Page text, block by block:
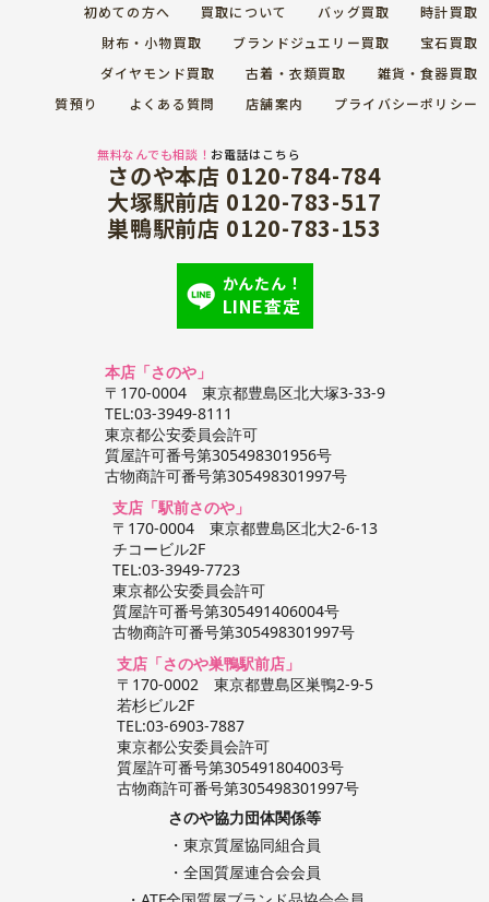
17210 8060 163.26
17210 8060 163.84
17210 8069
17580 8330
17410 8290
16990 8030
16900 8150
16900 8150
初めての方へ 買取について バッグ買取
時計買取
財布・小物買取
ブランドジュエリー買取
宝石買取
ダイヤモンド買取
古着・衣類買取
雑貨・食器買取
質預り
よくある質問 店舗案内 プライバシーポリシー
無料なんでも相談！お電話はこちら
さのや本店 0120-784-784
大塚駅前店 0120-783-517
巣鴨駅前店 0120-783-153
かんたん！
LINE査定
本店「さのや」
〒170-0004 東京都豊島区北大塚3-33-9
TEL:03-3949-8111
東京都公安委員会許可
質屋許可番号第305498301956号
古物商許可番号第305498301997号
支店「駅前さのや」
〒170-0004 東京都豊島区北大2-6-13
チコービル2F
TEL:03-3949-7723
東京都公安委員会許可
質屋許可番号第305491406004号
古物商許可番号第305498301997号
支店「さのや巣鴨駅前店」
〒170-0002 東京都豊島区巣鴨2-9-5
若杉ビル2F
TEL:03-6903-7887
東京都公安委員会許可
質屋許可番号第305491804003号
古物商許可番号第305498301997号
さのや協力団体関係等
・東京質屋協同組合員
・全国質屋連合会会員